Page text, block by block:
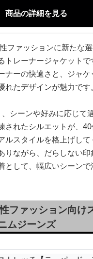
商品の詳細を見る
ファッションに新たな
レーナージャケットで
ナーの快適さと、ジャ
れたデザインが魅力です。
シーンや好みに応じて選
されたシルエットが、
ルスタイルを格上げして
りながら、だらしない
として、幅広いシーンで
ファッション向け
ムジーンズ